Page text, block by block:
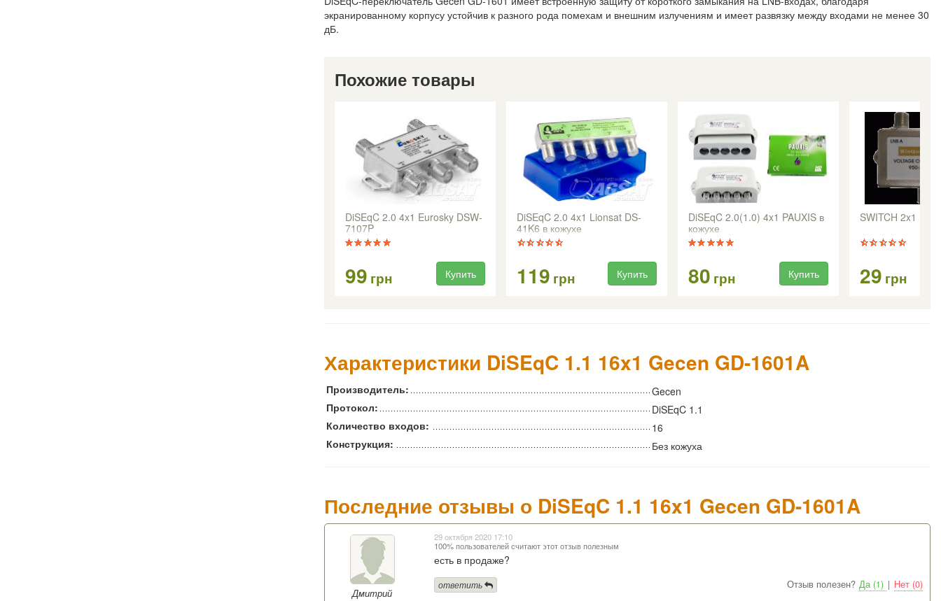
экранированному корпусу устойчив к разного рода помехам и внешним излучениям и имеет развязку между входами не менее 30
дБ.
Похожие товары
DiSEqC 2.0 4x1 Eurosky DSW-
7107P
99 грн Купить
DiSEqC 2.0 4x1 Lionsat DS-
41K6 в кожухе
119 грн Купить
DiSEqC 2.0(1.0) 4x1 PAUXIS в
кожухе
80 грн Купить
SWITCH 2x1 (0-
29 грн
Характеристики DiSEqC 1.1 16x1 Gecen GD-1601A
Производитель:
Gecen
Протокол:
DiSEqC 1.1
Количество входов:
16
Конструкция:
Без кожуха
Последние отзывы о DiSEqC 1.1 16x1 Gecen GD-1601A
Дмитрий
29 октября 2020 17:10
100% пользователей считают этот отзыв полезным
есть в продаже?
Отзыв полезен? Да (1) | Нет (0)
ответить